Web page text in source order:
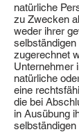
natürliche
zu Zwecken
weder ihrer
selbständigen
zugerechnet
Unternehmer
natürliche
eine
die bei
in Ausübung
selbständigen